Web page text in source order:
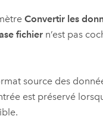
Convertir les
fichier n’est pas
source des
est préservé